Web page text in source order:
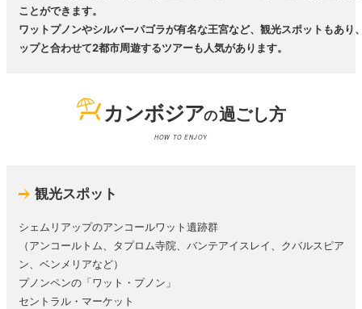
ことができます。
ワットプノンやシルバーパゴラが有名な王宮など、観光スポットもあり
ップと合わせて2都市周遊するツアーも人気があります。
カンボジアの過ごし方
HOW TO ENJOY
観光スポット
シェムリアップのアンコールワット遺跡群
（アンコールトム、タプロム寺院、バンテアイスレイ、クバルスピア
ン、ベンメリアなど）
プノンペンの「ワット・プノン」
セントラル・マーケット